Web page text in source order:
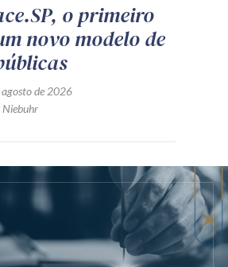
o primeiro
novo modelo de
de 2026
Niebuhr